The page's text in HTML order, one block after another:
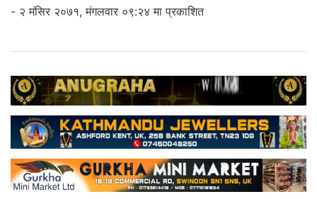
- २ मंसिर २०७१, मंगलवार ०९:२४ मा प्रकाशित